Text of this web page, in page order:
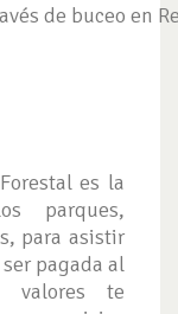
de buceo en
es la
parques,
para asistir
pagada al
valores te